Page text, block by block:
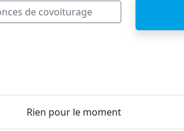
de covoiturage
Rien pour le moment